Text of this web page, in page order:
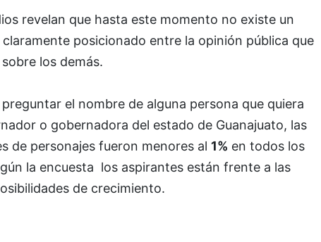
revelan que hasta este momento no existe un
posicionado entre la opinión pública que
los demás.
el nombre de alguna persona que quiera
o gobernadora del estado de Guanajuato, las
de personajes fueron menores al 1% en todos los
la encuesta los aspirantes están frente a las
de crecimiento.